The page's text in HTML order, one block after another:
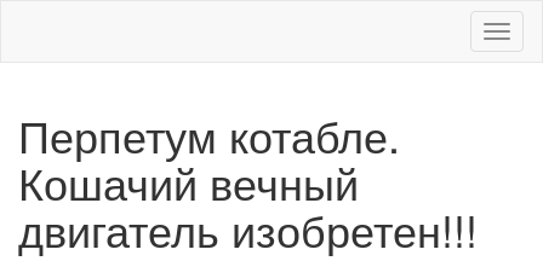
Меню
Перпетум котабле.
Кошачий вечный
двигатель изобретен!!!